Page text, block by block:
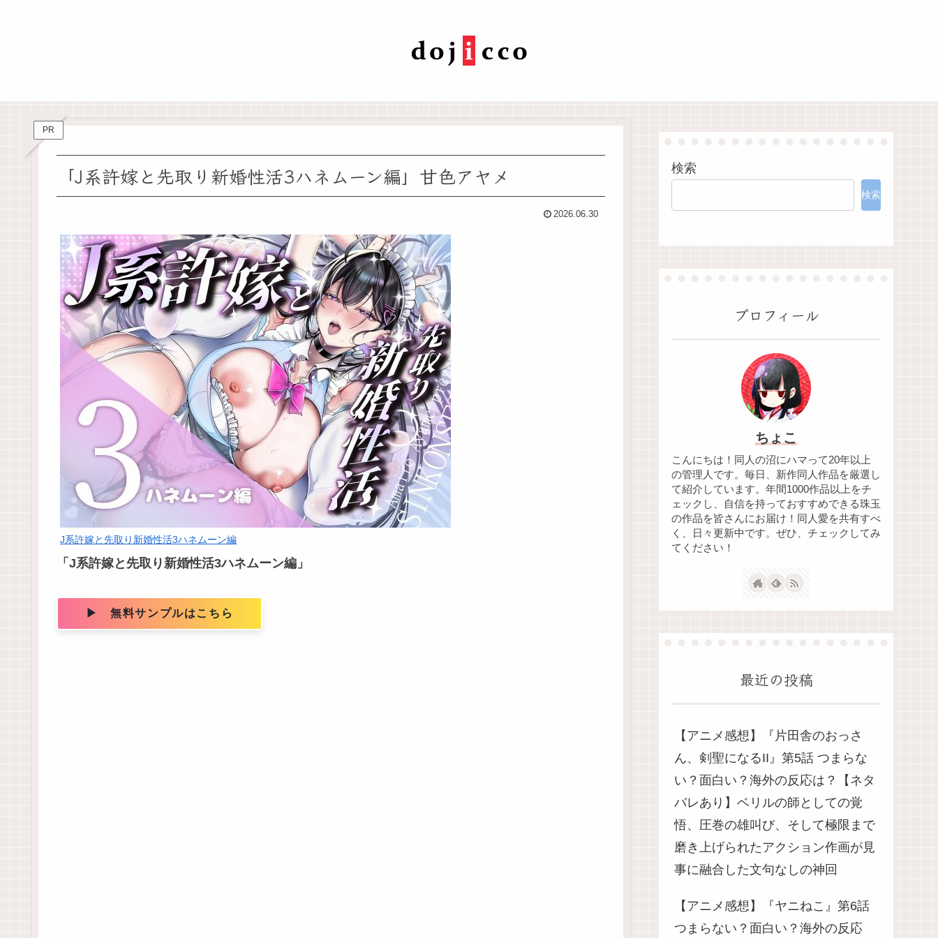
PR
「J系許嫁と先取り新婚性活3ハネムーン編」甘色アヤメ
2026.06.30
J系許嫁と先取り新婚性活3ハネムーン編
「J系許嫁と先取り新婚性活3ハネムーン編」
▶ 無料サンプルはこちら
検索
検索
プロフィール
ちょこ
こんにちは！同人の沼にハマって20年以上
の管理人です。毎日、新作同人作品を厳選し
て紹介しています。年間1000作品以上をチ
ェックし、自信を持っておすすめできる珠玉
の作品を皆さんにお届け！同人愛を共有すべ
く、日々更新中です。ぜひ、チェックしてみ
てください！
最近の投稿
【アニメ感想】『片田舎のおっさ
ん、剣聖になるII』第5話 つまらな
い？面白い？海外の反応は？【ネタ
バレあり】ベリルの師としての覚
悟、圧巻の雄叫び、そして極限まで
磨き上げられたアクション作画が見
事に融合した文句なしの神回
【アニメ感想】『ヤニねこ』第6話
つまらない？面白い？海外の反応